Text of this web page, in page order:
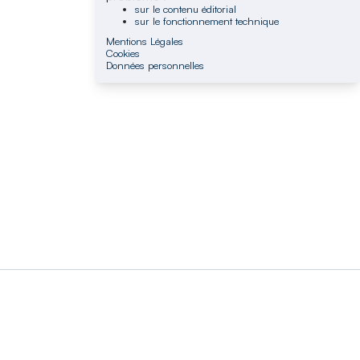
sur le contenu éditorial
sur le fonctionnement technique
Mentions Légales
Cookies
Données personnelles